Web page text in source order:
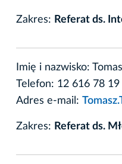
Zakres: Referat ds.
Imię i nazwisko:
Telefon: 12 616 78 19
Adres e-mail:
Zakres: Referat ds.